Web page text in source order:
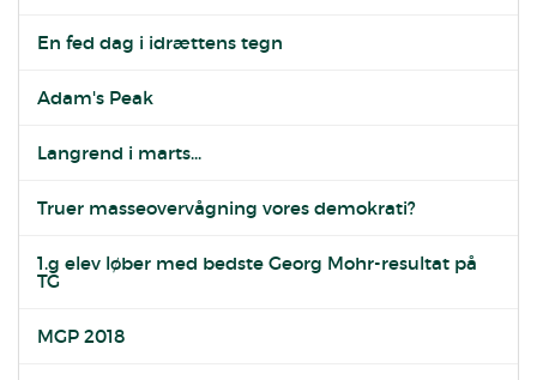
En fed dag i idrættens tegn
Adam's Peak
Langrend i marts...
Truer masseovervågning vores demokrati?
1.g elev løber med bedste Georg Mohr-resultat på
TG
MGP 2018